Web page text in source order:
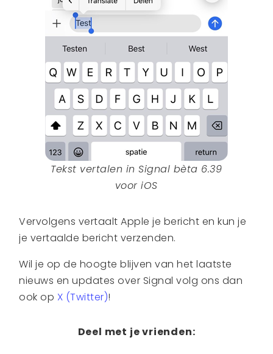
Tekst vertalen in Signal bèta 6.39
voor iOS
Vervolgens vertaalt Apple je bericht en kun je
je vertaalde bericht verzenden.
Wil je op de hoogte blijven van het laatste
nieuws en updates over Signal volg ons dan
ook op X (Twitter)!
Deel met je vrienden: